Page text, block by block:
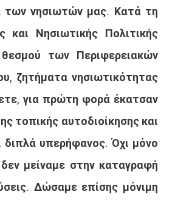
των νησιωτών μας. Κατά τη
και Νησιωτικής Πολιτικής
των Περιφερειακών
ζητήματα νησιωτικότητας
για πρώτη φορά έκατσαν
τοπικής αυτοδιοίκησης και
υπερήφανος. Όχι μόνο
μείναμε στην καταγραφή
Δώσαμε επίσης μόνιμη